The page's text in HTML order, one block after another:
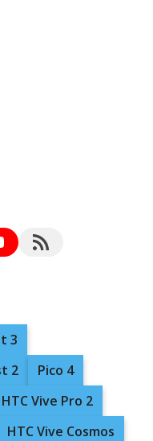
RSS Feed
3
2
Pico 4
HTC Vive Pro 2
HTC Vive Cosmos